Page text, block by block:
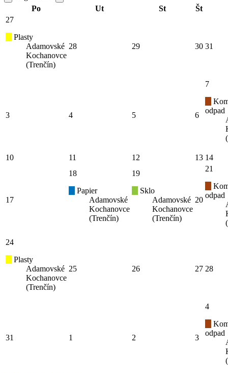
Po
Ut St
Št
27
Plasty
Adamovské
Kochanovce
(Trenčín)
28 29 30 31
3 4 5 6
7
odpad
10 11 12 13 14
17
18
Papier
Adamovské
Kochanovce
(Trenčín)
19
Sklo
Adamovské
Kochanovce
(Trenčín)
20
21
odpad
24
Plasty
Adamovské
Kochanovce
(Trenčín)
25 26 27 28
31 1 2 3
4
odpad